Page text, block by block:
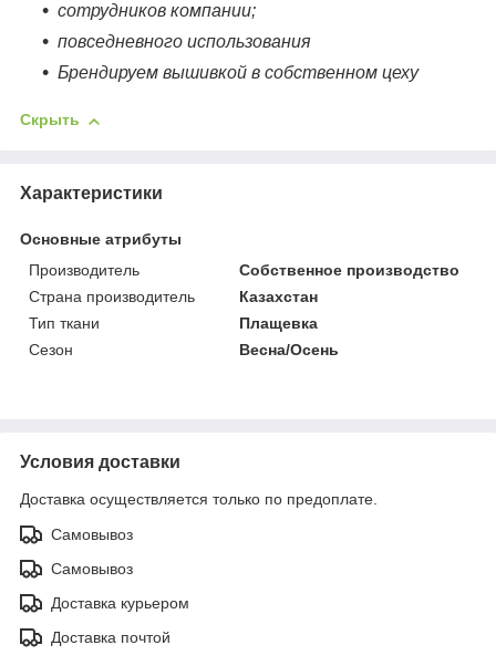
сотрудников компании;
повседневного использования
Брендируем вышивкой в собственном цеху
Скрыть
Характеристики
Основные атрибуты
Производитель
Собственное производство
Страна производитель
Казахстан
Тип ткани
Плащевка
Сезон
Весна/Осень
Условия доставки
Доставка осуществляется только по предоплате.
Самовывоз
Самовывоз
Доставка курьером
Доставка почтой